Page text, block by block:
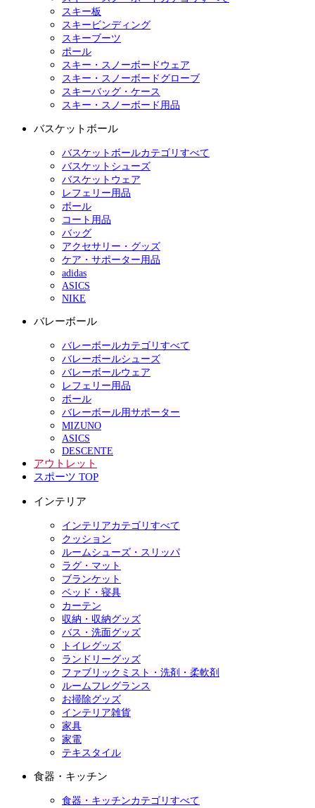
スキー板
スキービンディング
スキーブーツ
ポール
スキー・スノーボードウェア
スキー・スノーボードグローブ
スキーバッグ・ケース
スキー・スノーボード用品
バスケットボール
バスケットボールカテゴリすべて
バスケットシューズ
バスケットウェア
レフェリー用品
ボール
コート用品
バッグ
アクセサリー・グッズ
ケア・サポーター用品
adidas
ASICS
NIKE
バレーボール
バレーボールカテゴリすべて
バレーボールシューズ
バレーボールウェア
レフェリー用品
ボール
バレーボール用サポーター
MIZUNO
ASICS
DESCENTE
アウトレット
スポーツ TOP
インテリア
インテリアカテゴリすべて
クッション
ルームシューズ・スリッパ
ラグ・マット
ブランケット
ベッド・寝具
カーテン
収納・収納グッズ
バス・洗面グッズ
トイレグッズ
ランドリーグッズ
ファブリックミスト・洗剤・柔軟剤
ルームフレグランス
お掃除グッズ
インテリア雑貨
家具
家電
テキスタイル
食器・キッチン
食器・キッチンカテゴリすべて